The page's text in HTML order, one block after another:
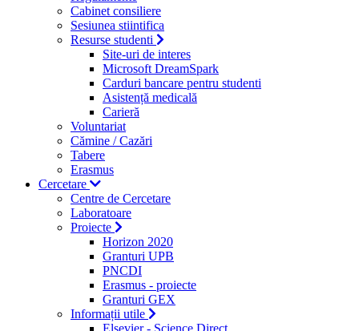
Cabinet consiliere
Sesiunea stiintifica
Resurse studenti
Site-uri de interes
Microsoft DreamSpark
Carduri bancare pentru studenti
Asistență medicală
Carieră
Voluntariat
Cămine / Cazări
Tabere
Erasmus
Cercetare
Centre de Cercetare
Laboratoare
Proiecte
Horizon 2020
Granturi UPB
PNCDI
Erasmus - proiecte
Granturi GEX
Informații utile
Elsevier - Science Direct